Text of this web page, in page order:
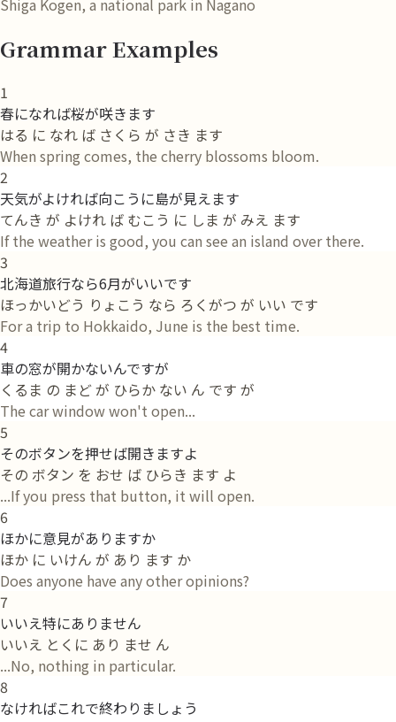
Shiga Kogen, a national park in Nagano
Grammar Examples
1
春になれば桜が咲きます
はる に なれ ば さくら が さき ます
When spring comes, the cherry blossoms bloom.
2
天気がよければ向こうに島が見えます
てんき が よけれ ば むこう に しま が みえ ます
If the weather is good, you can see an island over there.
3
北海道旅行なら6月がいいです
ほっかいどう りょこう なら ろくがつ が いい です
For a trip to Hokkaido, June is the best time.
4
車の窓が開かないんですが
くるま の まど が ひらか ない ん です が
The car window won't open...
5
そのボタンを押せば開きますよ
その ボタン を おせ ば ひらき ます よ
...If you press that button, it will open.
6
ほかに意見がありますか
ほか に いけん が あり ます か
Does anyone have any other opinions?
7
いいえ特にありません
いいえ とくに あり ませ ん
...No, nothing in particular.
8
なければこれで終わりましょう